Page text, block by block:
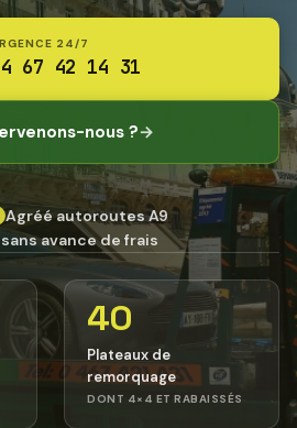
24/7
67 42 14 31
nous ?→
Agréé autoroutes A9
avance de frais
40
Plateaux de
remorquage
DONT 4×4 ET RABAISSÉS